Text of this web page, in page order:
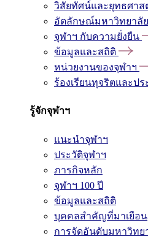
วิสัยทัศน์และยุทธศาส
อัตลักษณ์มหาวิทยาลัย
จุฬาฯ กับความยั่งยืน
ข้อมูลและสถิติ
หน่วยงานของจุฬาฯ
ร้องเรียนทุจริตและป
รู้จักจุฬาฯ
แนะนำจุฬาฯ
ประวัติจุฬาฯ
ภารกิจหลัก
จุฬาฯ 100 ปี
ข้อมูลและสถิติ
บุคคลสำคัญที่มาเยือน
การจัดอันดับมหาวิทย